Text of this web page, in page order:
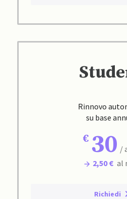
Rinnovo
su base
30 /
2,50 € al
Richiedi